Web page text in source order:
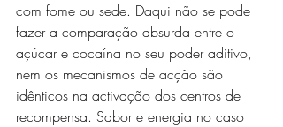
com fome ou sede. Daqui não se pode
fazer a comparação absurda entre o
açúcar e cocaína no seu poder aditivo,
nem os mecanismos de acção são
idênticos na activação dos centros de
recompensa. Sabor e energia no caso